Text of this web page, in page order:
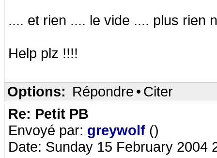
.... et rien .... le vide .... plus rien
Help plz !!!!
Options: Répondre • Citer
Re: Petit PB
Envoyé par: greywolf ()
Date: Sunday 15 February 2004